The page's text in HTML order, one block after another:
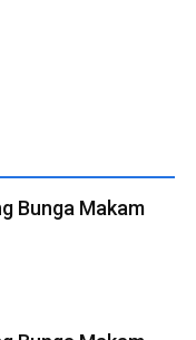
Bunga Makam